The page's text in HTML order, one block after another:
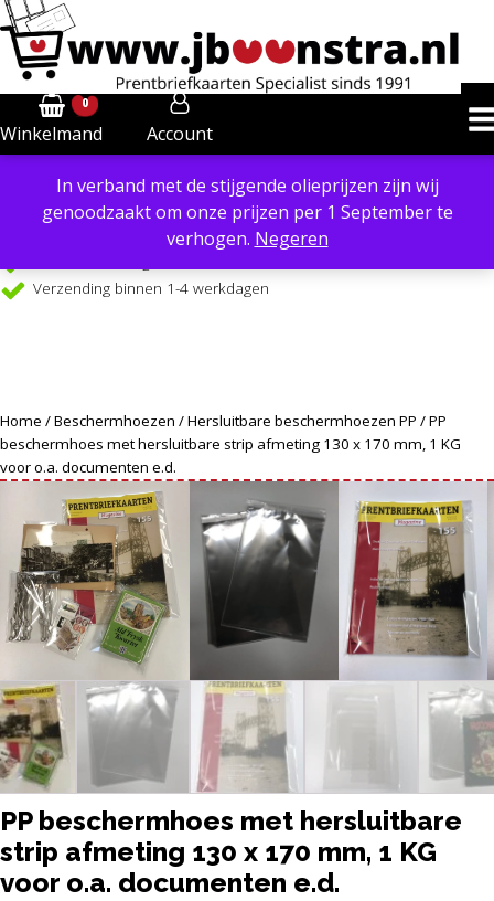
In verband met de stijgende olieprijzen zijn wij
genoodzaakt om onze prijzen per 1 September te
verhogen. Negeren
0
Winkelmand Account
Powered by Translate
Verzendkosten €6,40 in NL, €8,50 in BE
Verzending binnen 1-4 werkdagen
Home /Beschermhoezen /Hersluitbare beschermhoezen PP / PP
beschermhoes met hersluitbare strip afmeting 130 x 170 mm, 1 KG
voor o.a. documenten e.d.
PP beschermhoes met hersluitbare
strip afmeting 130 x 170 mm, 1 KG
voor o.a. documenten e.d.